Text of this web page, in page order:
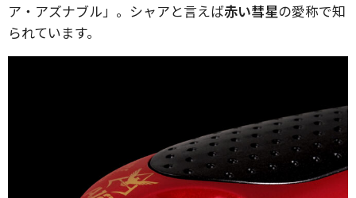
ア・アズナブル」。シャアと言えば赤い彗星の愛称で知
られています。